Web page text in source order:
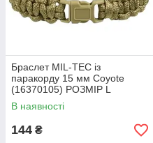
Браслет MIL-TEC із
паракорду 15 мм Coyote
(16370105) РОЗМІР L
В наявності
144 ₴